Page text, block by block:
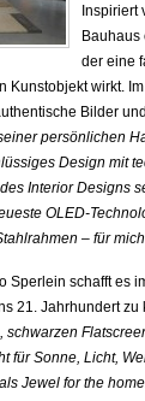
Inspiriert
Bauhaus
der eine
wirkt.
Bilder
persönlichen
Design mit
Interior Designs
OLED-
– für
Sperlein schafft es
21. Jahrhundert zu
für Sonne, Licht,
Jewel for the